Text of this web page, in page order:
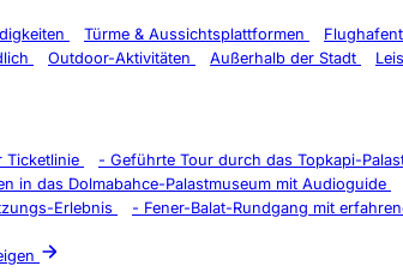
Türme & Aussichtsplattformen
Outdoor-Aktivitäten Außerhalb der Stadt
Ticketlinie - Geführte Tour durch das Topkapi-
in das Dolmabahce-Palastmuseum mit Audioguide
Erlebnis - Fener-Balat-Rundgang mit